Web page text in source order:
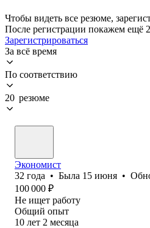
Чтобы видеть все резюме,
После регистрации покажем ещё
Зарегистрироваться
За всё время
По соответствию
20 резюме
Экономист
32 года • Была 15 июня •
100 000 ₽
Не ищет работу
Общий опыт
10 лет 2 месяца